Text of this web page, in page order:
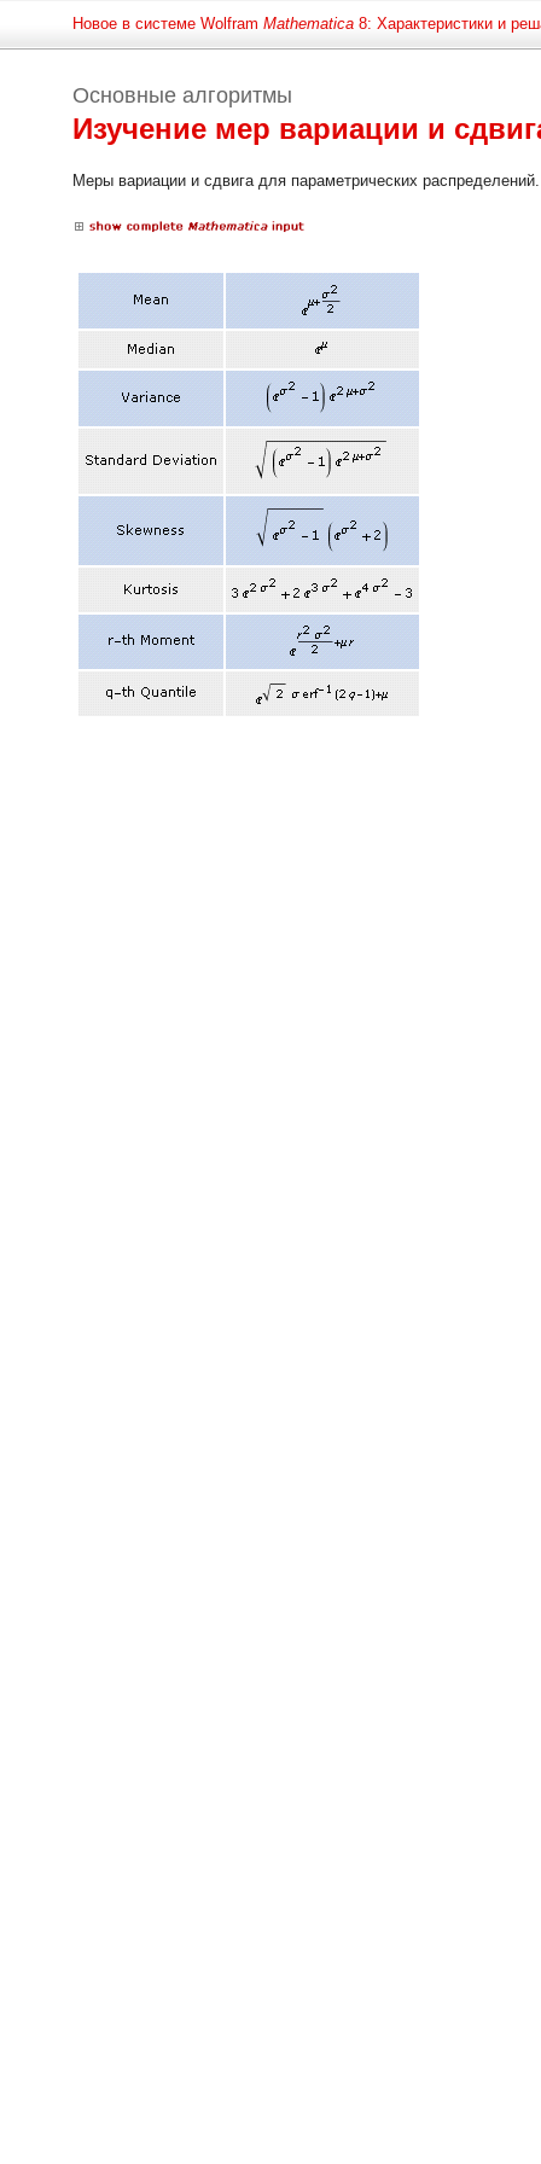
Новое в системе Wolfram Mathematica 8: Характеристики и
Основные алгоритмы
Изучение мер вариации и
Меры вариации и сдвига для параметрических распределений.